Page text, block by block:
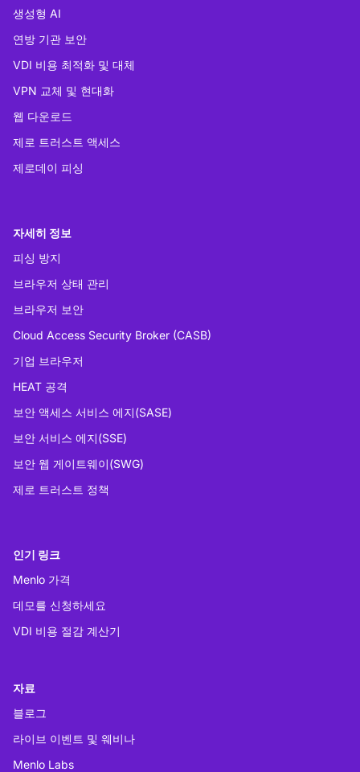
생성형 AI
연방 기관 보안
VDI 비용 최적화 및 대체
VPN 교체 및 현대화
웹 다운로드
제로 트러스트 액세스
제로데이 피싱
자세히 정보
피싱 방지
브라우저 상태 관리
브라우저 보안
Cloud Access Security Broker (CASB)
기업 브라우저
HEAT 공격
보안 액세스 서비스 에지(SASE)
보안 서비스 에지(SSE)
보안 웹 게이트웨이(SWG)
제로 트러스트 정책
인기 링크
Menlo 가격
데모를 신청하세요
VDI 비용 절감 계산기
자료
블로그
라이브 이벤트 및 웨비나
Menlo Labs